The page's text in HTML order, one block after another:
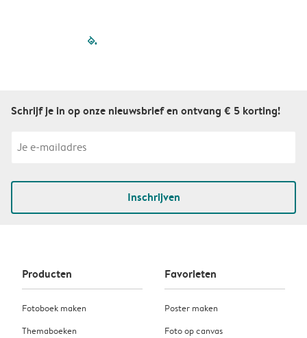
filled-pagination
Schrijf je in op onze nieuwsbrief en ontvang € 5 korting!
Inschrijven
Producten
Fotoboek maken
Themaboeken
Favorieten
Poster maken
Foto op canvas